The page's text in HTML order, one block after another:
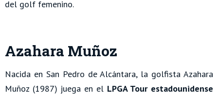
del golf femenino.
Azahara Muñoz
Nacida en San Pedro de Alcántara, la golfista Azahara
Muñoz (1987) juega en el LPGA Tour estadounidense